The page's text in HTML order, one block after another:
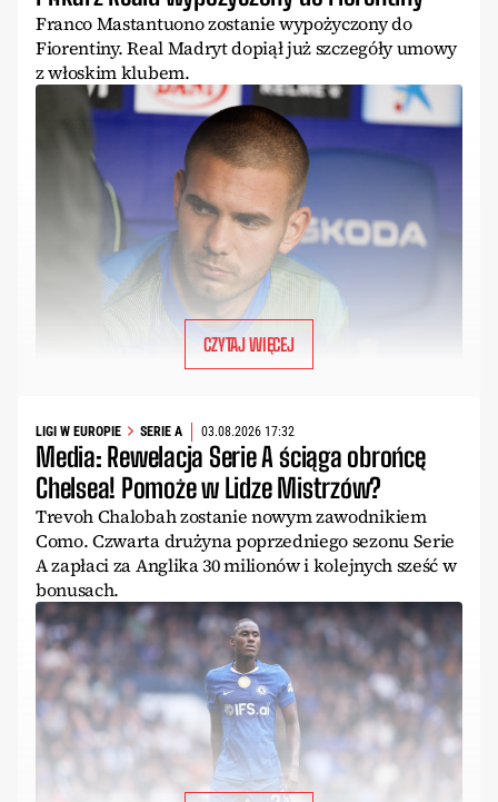
Franco Mastantuono zostanie wypożyczony do
Fiorentiny. Real Madryt dopiął już szczegóły umowy
z włoskim klubem.
CZYTAJ WIĘCEJ
LIGI W EUROPIE SERIE A 03.08.2026 17:32
Media: Rewelacja Serie A ściąga obrońcę
Chelsea! Pomoże w Lidze Mistrzów?
Trevoh Chalobah zostanie nowym zawodnikiem
Como. Czwarta drużyna poprzedniego sezonu Serie
A zapłaci za Anglika 30 milionów i kolejnych sześć w
bonusach.